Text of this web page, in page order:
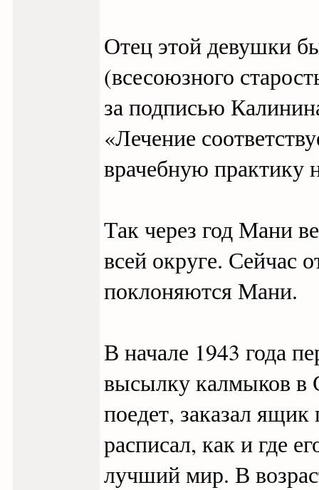
Отец этой девушки
(всесоюзного
за подписью
«Лечение
врачебную практику
Так через год Мани
всей округе. Сейчас
поклоняются Мани.
В начале 1943 года
высылку калмыков в
поедет, заказал
расписал, как и где
лучший мир. В